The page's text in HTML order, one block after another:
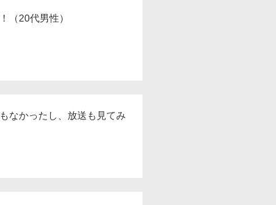
（20代男性）
なかったし、放送も見てみ